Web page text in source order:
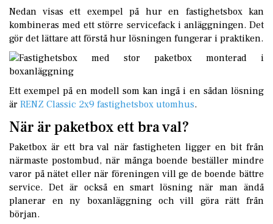
Nedan visas ett exempel på hur en fastighetsbox kan
kombineras med ett större servicefack i anläggningen. Det
gör det lättare att förstå hur lösningen fungerar i praktiken.
Ett exempel på en modell som kan ingå i en sådan lösning
är RENZ Classic 2x9 fastighetsbox utomhus.
När är paketbox ett bra val?
Paketbox är ett bra val när fastigheten ligger en bit från
närmaste postombud, när många boende beställer mindre
varor på nätet eller när föreningen vill ge de boende bättre
service. Det är också en smart lösning när man ändå
planerar en ny boxanläggning och vill göra rätt från
början.